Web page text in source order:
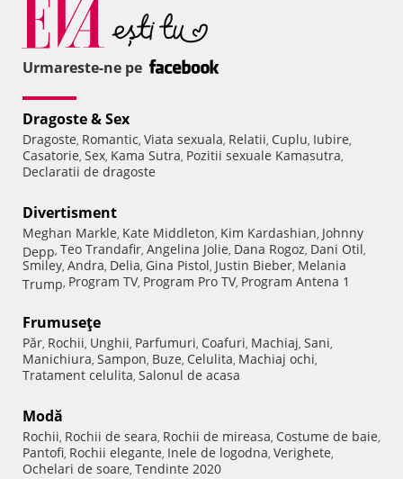
Urmareste-ne pe
Dragoste & Sex
Dragoste, Romantic, Viata sexuala, Relatii, Cuplu, Iubire,
Casatorie, Sex, Kama Sutra, Pozitii sexuale Kamasutra,
Declaratii de dragoste
Divertisment
Meghan Markle, Kate Middleton, Kim Kardashian, Johnny
Depp, Teo Trandafir, Angelina Jolie, Dana Rogoz, Dani Otil,
Smiley, Andra, Delia, Gina Pistol, Justin Bieber, Melania
Trump, Program TV, Program Pro TV, Program Antena 1
Frumuseţe
Păr, Rochii, Unghii, Parfumuri, Coafuri, Machiaj, Sani,
Manichiura, Sampon, Buze, Celulita, Machiaj ochi,
Tratament celulita, Salonul de acasa
Modă
Rochii, Rochii de seara, Rochii de mireasa, Costume de baie,
Pantofi, Rochii elegante, Inele de logodna, Verighete,
Ochelari de soare, Tendinte 2020